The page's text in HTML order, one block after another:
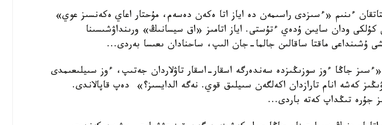
ءىنىم «ءسىزدى راسىمەن دە اياز اتا ەكەن دەسەم، مۇحتار اعاي ەكەنسىز عوي»
ودان سايىن ۇدەي ءتۇستى. اياز اتامىز «اق سيسانىڭ» ورىنداۋشىسىنا
ۇشىنداعى ماقتا ساقالىن جالما-جان الىپ، ساحنادان ىعىسا بەردى...
جاڭا ءوز سوزىڭىزدە سەندەرگە اسقار-اسقار تاۋلاردان جەتىپ، ءوز سىيلىعىمدى
كەشە انام تارازدان اكەلگەن سىيلىق قوي. نەگە الدايسىز؟» دەپ قاپالاندى.
جۇرە تىڭداپ كەتە باردى...